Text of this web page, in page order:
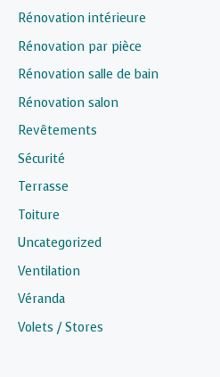
Rénovation intérieure
Rénovation par pièce
Rénovation salle de bain
Rénovation salon
Revêtements
Sécurité
Terrasse
Toiture
Uncategorized
Ventilation
Véranda
Volets / Stores